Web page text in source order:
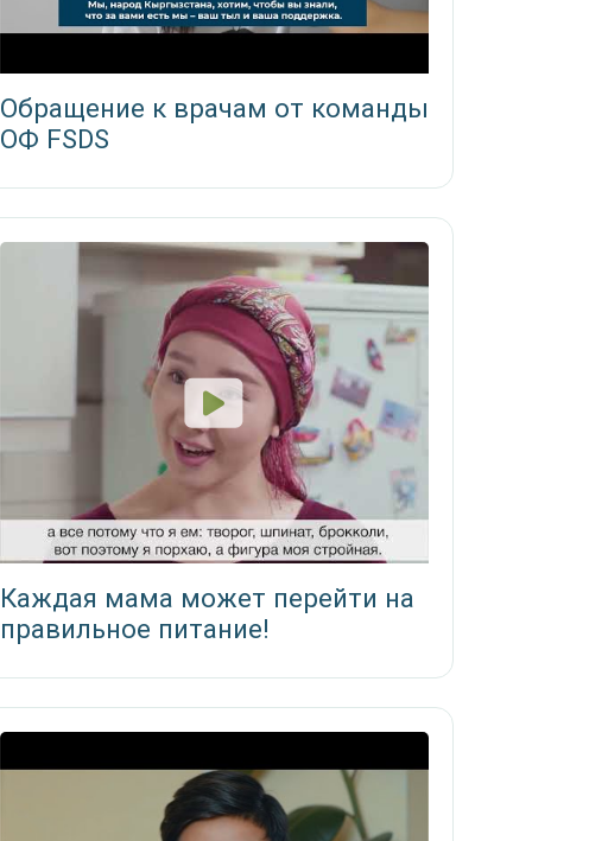
Обращение к врачам от команды
ОФ FSDS
Каждая мама может перейти на
правильное питание!